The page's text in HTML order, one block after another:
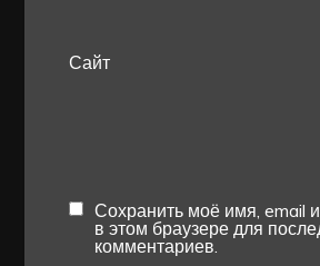
Сайт
Сохранить моё имя, email
в этом браузере для
комментариев.